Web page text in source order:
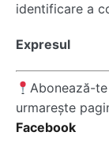
identificare a
Expresul
Abonează-
urmarește
Facebook